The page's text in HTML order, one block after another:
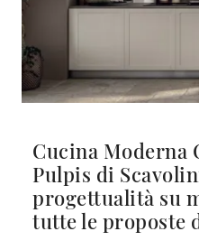
Cucina Moderna
Pulpis di
progettualità su
tutte le proposte